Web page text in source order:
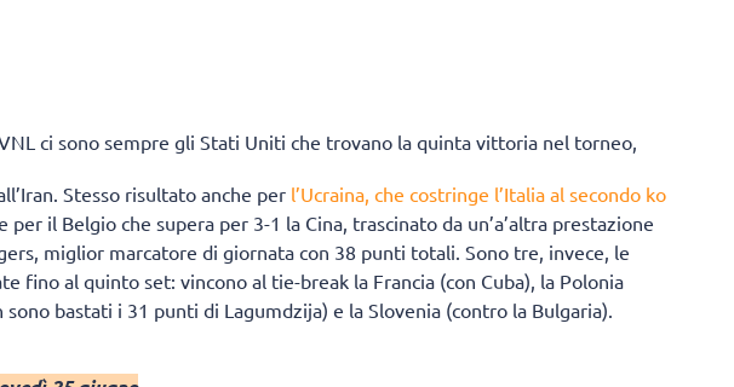
ci sono sempre gli Stati Uniti che trovano la quinta vittoria nel torneo,
Stesso risultato anche per l’Ucraina, che costringe l’Italia al secondo ko
per il Belgio che supera per 3-1 la Cina, trascinato da un’a’altra prestazione
miglior marcatore di giornata con 38 punti totali. Sono tre, invece, le
fino al quinto set: vincono al tie-break la Francia (con Cuba), la Polonia
sono bastati i 31 punti di Lagumdzija) e la Slovenia (contro la Bulgaria).